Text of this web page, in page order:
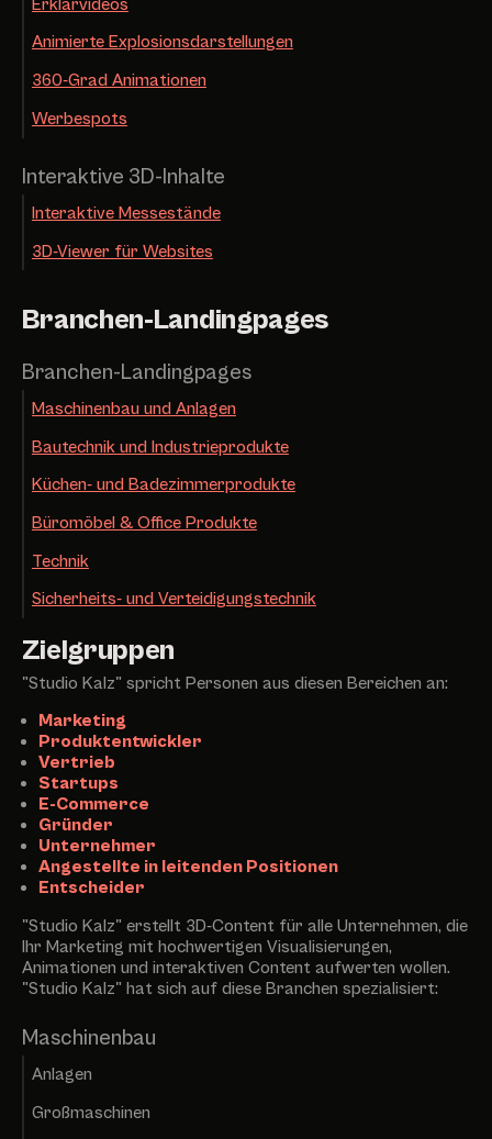
Erklärvideos
Animierte Explosionsdarstellungen
360-Grad Animationen
Werbespots
Interaktive 3D-Inhalte
Interaktive Messestände
3D-Viewer für Websites
Branchen-Landingpages
Branchen-Landingpages
Maschinenbau und Anlagen
Bautechnik und Industrieprodukte
Küchen- und Badezimmerprodukte
Büromöbel &Office Produkte
Technik
Sicherheits- und Verteidigungstechnik
Zielgruppen
"Studio Kalz" spricht Personen aus diesen Bereichen an:
Marketing
Produktentwickler
Vertrieb
Startups
E-Commerce
Gründer
Unternehmer
Angestellte in leitenden Positionen
Entscheider
"Studio Kalz" erstellt 3D-Content für alle Unternehmen, die
Ihr Marketing mit hochwertigen Visualisierungen,
Animationen und interaktiven Content aufwerten wollen.
"Studio Kalz" hat sich auf diese Branchen spezialisiert:
Maschinenbau
Anlagen
Großmaschinen